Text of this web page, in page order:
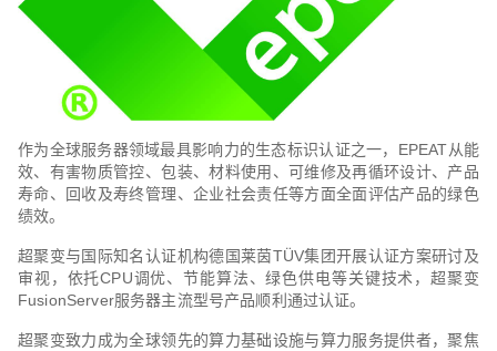
作为全球服务器领域最具影响力的生态标识认证之一，EPEAT从能
效、有害物质管控、包装、材料使用、可维修及再循环设计、产品
寿命、回收及寿终管理、企业社会责任等方面全面评估产品的绿色
绩效。
超聚变与国际知名认证机构德国莱茵TÜV集团开展认证方案研讨及
审视，依托CPU调优、节能算法、绿色供电等关键技术，超聚变
FusionServer服务器主流型号产品顺利通过认证。
超聚变致力成为全球领先的算力基础设施与算力服务提供者，聚焦